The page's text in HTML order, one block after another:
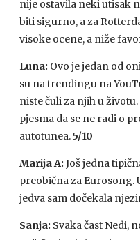
nije ostavila neki utisak
biti sigurno, a za
visoke ocene, a niže
Luna: Ovo je jedan od
su na trendingu na
niste čuli za njih u
pjesma da se ne radi o
autotunea.5/10
MarijaA: Još jedna
preobična za Eurosong.
jedva sam dočekala
Sanja: Svaka čast Nedi,